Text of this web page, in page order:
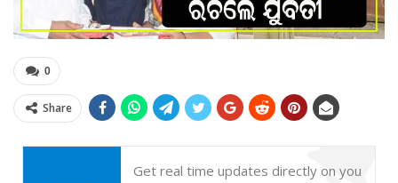
0
Share
Get real time updates directly on you